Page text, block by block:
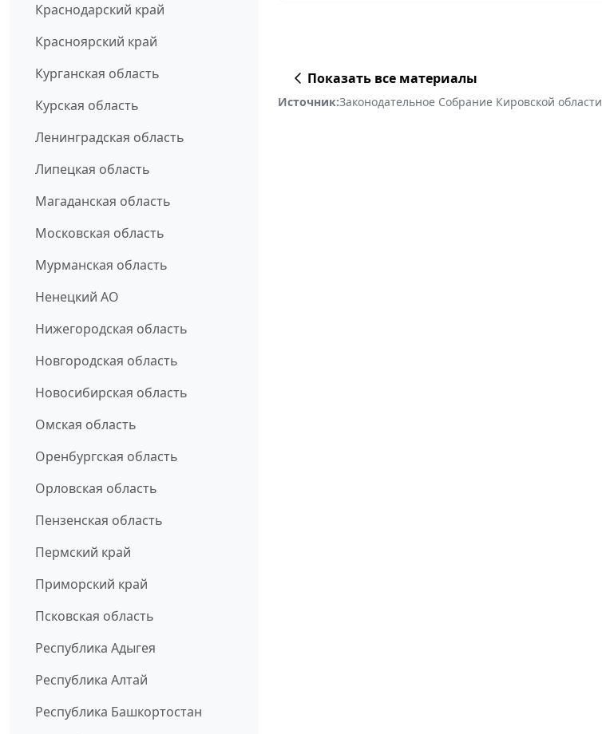
Краснодарский край
Красноярский край
Курганская область
Курская область
Ленинградская область
Липецкая область
Магаданская область
Московская область
Мурманская область
Ненецкий АО
Нижегородская область
Новгородская область
Новосибирская область
Омская область
Оренбургская область
Орловская область
Пензенская область
Пермский край
Приморский край
Псковская область
Республика Адыгея
Республика Алтай
Республика Башкортостан
Показать все материалы
Источник:Законодательное Собрание Кировской области